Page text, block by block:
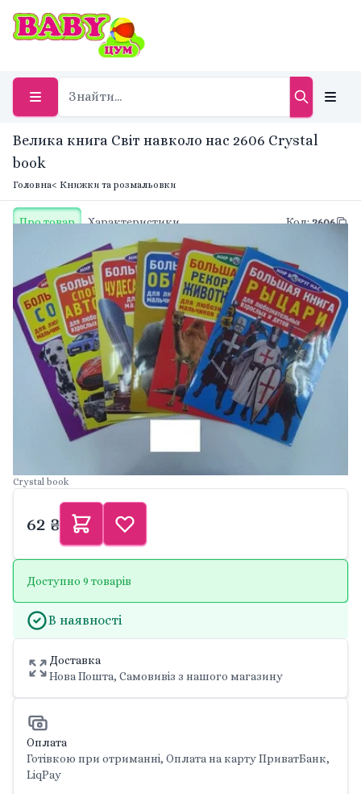
Велика книга Світ навколо нас 2606 Crystal
book
Головна< Книжки та розмальовки
Про товар Характеристики Код:2606
Crystal book
62 ₴
Доступно 9 товарів
В наявності
Доставка
Нова Пошта, Самовивіз з нашого магазину
Оплата
Готівкою при отриманні, Оплата на карту ПриватБанк,
LiqPay